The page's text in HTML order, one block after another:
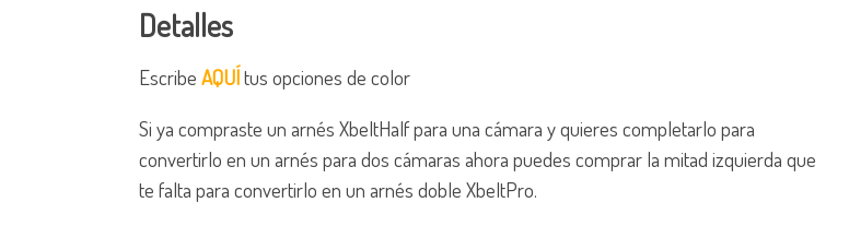
Detalles
EscribeAQUÍtus opciones de color
Si ya compraste un arnés XbeltHalf para una cámara y quieres completarlo para
convertirlo en un arnés para dos cámaras ahora puedes comprar la mitad izquierda que
te falta para convertirlo en un arnés doble XbeltPro.